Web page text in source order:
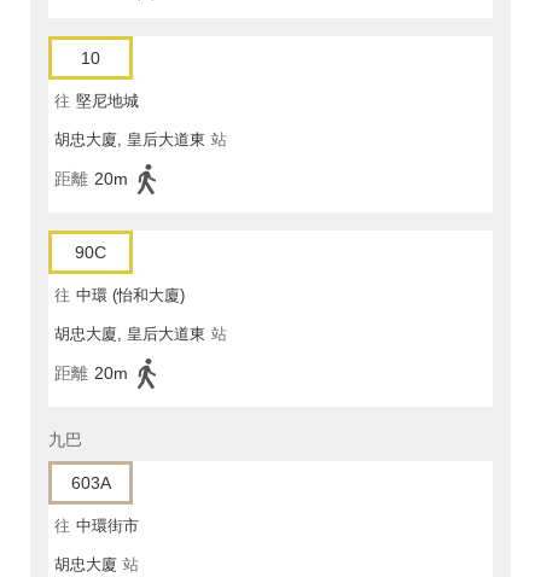
10
往 堅尼地城
胡忠大廈, 皇后大道東 站
距離 20m
90C
往 中環 (怡和大廈)
胡忠大廈, 皇后大道東 站
距離 20m
九巴
603A
往 中環街市
胡忠大廈 站